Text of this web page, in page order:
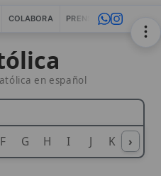
PRENSA WEBMASTERS
en español
G H I J K L M
›